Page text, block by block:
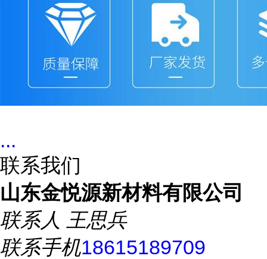
...
联系我们
山东金悦源新材料有限公司
联系人 王思兵
联系手机18615189709